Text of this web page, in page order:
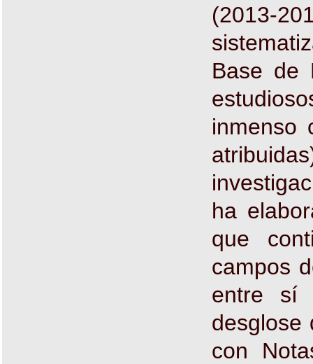
(2013-
Base de
inmenso
ha
que
campos
entre sí
desglose
con